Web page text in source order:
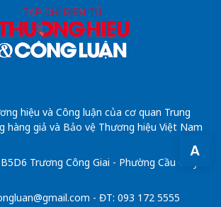
A
hiệu và Công luận của cơ quan Trung
hàng giả và Bảo vệ Thương hiệu Việt Nam
Trương Công Giai - Phường Cầu Giấy -
- ĐT: 093 172 5555